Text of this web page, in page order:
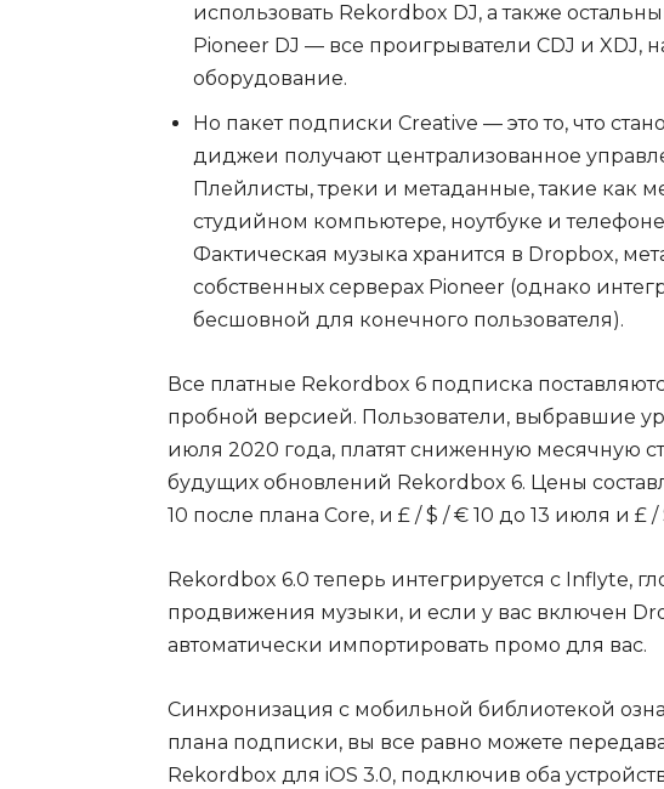
использовать Rekordbox DJ, а также
Pioneer DJ — все проигрыватели CDJ и XDJ,
оборудование.
Но пакет подписки Creative — это то, что
диджеи получают централизованное
Плейлисты, треки и метаданные, такие как
студийном компьютере, ноутбуке и
Фактическая музыка хранится в Dropbox,
собственных серверах Pioneer (однако
бесшовной для конечного пользователя).
Все платные Rekordbox 6 подписка
пробной версией. Пользователи, выбравшие
июля 2020 года, платят сниженную месячную
будущих обновлений Rekordbox 6. Цены
10 после плана Core, и £ / $ / € 10 до 13 июля и £
Rekordbox 6.0 теперь интегрируется с Inflyte,
продвижения музыки, и если у вас включен
автоматически импортировать промо для вас.
Синхронизация с мобильной библиотекой
плана подписки, вы все равно можете
Rekordbox для iOS 3.0, подключив оба